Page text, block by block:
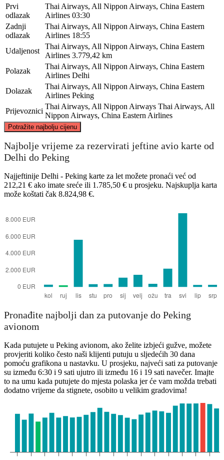
Prvi
odlazak
Thai Airways, All Nippon Airways, China Eastern
Airlines 03:30
Zadnji
odlazak
Thai Airways, All Nippon Airways, China Eastern
Airlines 18:55
Udaljenost
Thai Airways, All Nippon Airways, China Eastern
Airlines 3.779,42 km
Polazak
Thai Airways, All Nippon Airways, China Eastern
Airlines Delhi
Dolazak
Thai Airways, All Nippon Airways, China Eastern
Airlines Peking
Prijevoznici
Thai Airways, All Nippon Airways Thai Airways, All
Nippon Airways, China Eastern Airlines
Potražite najbolju cijenu
Delhi
©CARTO, ©OpenStreetMap
Najbolje vrijeme za rezervirati jeftine avio karte od
Delhi do Peking
Najjeftinije Delhi - Peking karte za let možete pronaći već od
212,21 € ako imate sreće ili 1.785,50 € u prosjeku. Najskuplja karta
može koštati čak 8.824,98 €.
Pronađite najbolji dan za putovanje do Peking
avionom
Kada putujete u Peking avionom, ako želite izbjeći gužve, možete
provjeriti koliko često naši klijenti putuju u sljedećih 30 dana
pomoću grafikona u nastavku. U prosjeku, najveći sati za putovanje
su između 6:30 i 9 sati ujutro ili između 16 i 19 sati navečer. Imajte
to na umu kada putujete do mjesta polaska jer će vam možda trebati
dodatno vrijeme da stignete, osobito u velikim gradovima!